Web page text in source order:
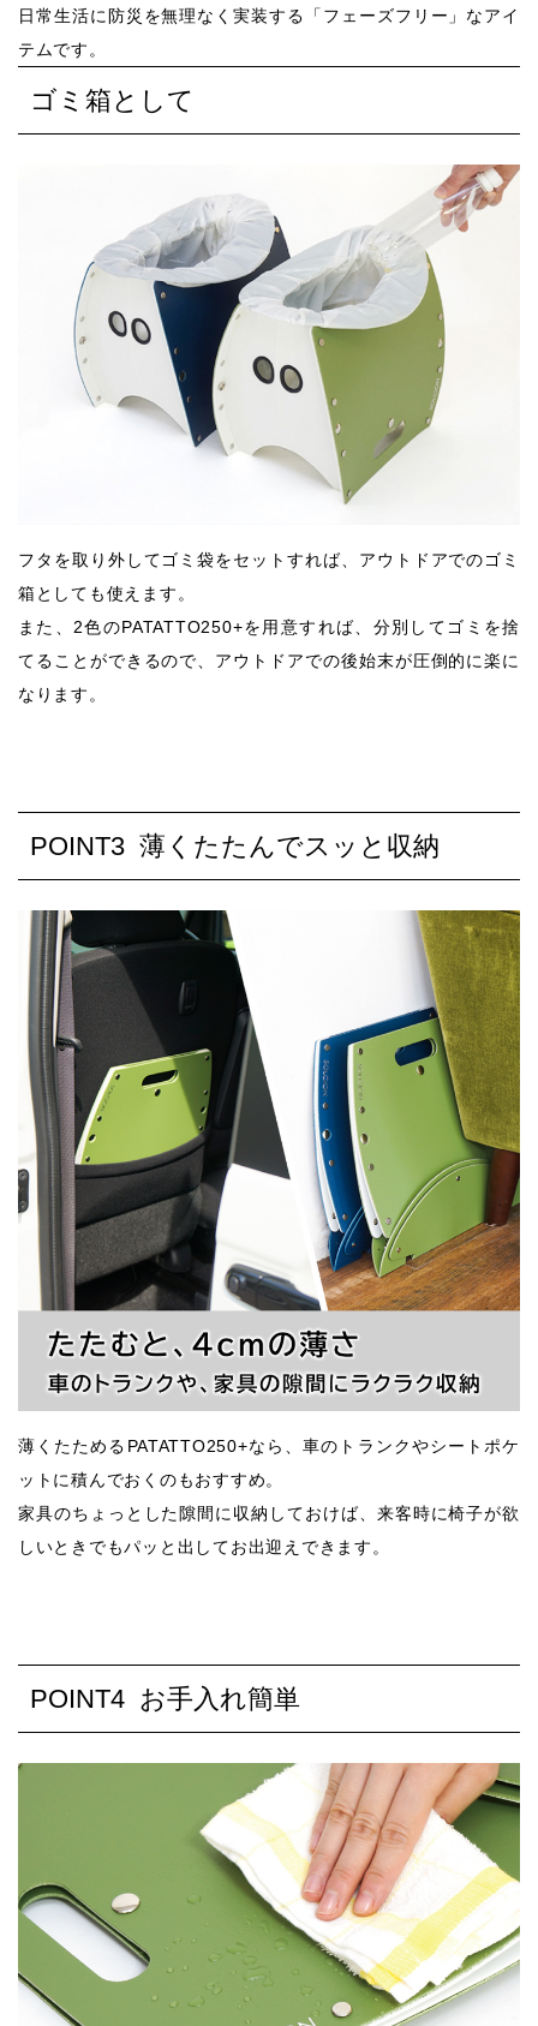
⽇常⽣活に防災を無理なく実装する「フェーズフリー」なアイ
テムです。
ゴミ箱として
フタを取り外してゴミ袋をセットすれば、アウトドアでのゴミ
箱としても使えます。
また、2色のPATATTO250+を用意すれば、分別してゴミを捨
てることができるので、アウトドアでの後始末が圧倒的に楽に
なります。
POINT3 薄くたたんでスッと収納
薄くたためるPATATTO250+なら、車のトランクやシートポケ
ットに積んでおくのもおすすめ。
家具のちょっとした隙間に収納しておけば、来客時に椅子が欲
しいときでもパッと出してお出迎えできます。
POINT4 お手入れ簡単
カートへ移動する
買い物を続ける